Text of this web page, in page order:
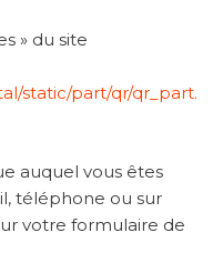
» du site
static/part/qr/qr_part.
auquel vous êtes
téléphone ou sur
votre formulaire de